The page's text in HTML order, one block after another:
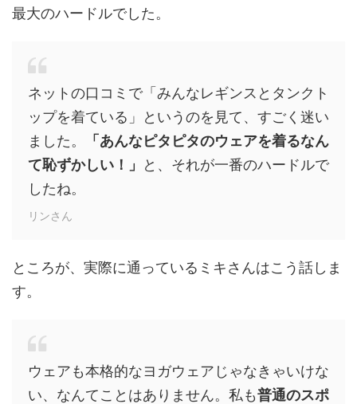
最大のハードルでした。
ネットの口コミで「みんなレギンスとタンクト
ップを着ている」というのを見て、すごく迷い
ました。
「あんなピタピタのウェアを着るなん
て恥ずかしい！」
と、それが一番のハードルで
したね。
リンさん
ところが、実際に通っているミキさんはこう話しま
す。
ウェアも本格的なヨガウェアじゃなきゃいけな
い、なんてことはありません。私も普通のスポ